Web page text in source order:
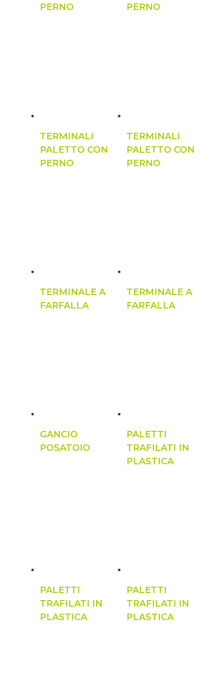
PERNO
PERNO
TERMINALI
PALETTO CON
PERNO
TERMINALI
PALETTO CON
PERNO
TERMINALE A
FARFALLA
TERMINALE A
FARFALLA
GANCIO
POSATOIO
PALETTI
TRAFILATI IN
PLASTICA
PALETTI
TRAFILATI IN
PLASTICA
PALETTI
TRAFILATI IN
PLASTICA